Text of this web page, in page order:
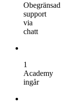
Obegränsad
support
via
chatt
1
Academy
ingår